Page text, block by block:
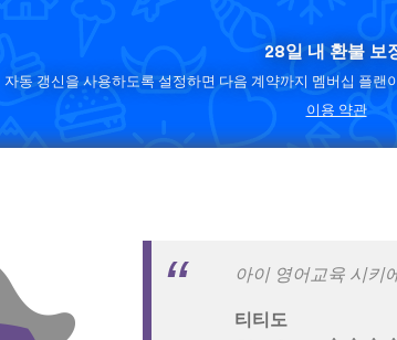
28일 내 환불 보
자동 갱신을 사용하도록 설정하면 다음 계약까지 멤버십 플랜
이용 약관
와!!!!너무 재밌고 영
임소영